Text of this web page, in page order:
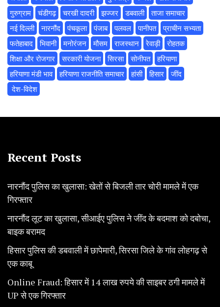
गुरुग्राम
चंडीगढ़ चरखी दादरी झज्जर डबवाली
ताजा समाचार
नई दिल्ली
नारनौंद पंचकूला पंजाब पलवल पानीपत
प्राचीन सभ्यता
फतेहाबाद
भिवानी मनोरंजन मौसम राजस्थान रेवाड़ी
रोहतक
शिक्षा और रोजगार
सरकारी योजना सिरसा सोनीपत
हरियाणा
हरियाणा मंडी भाव
हरियाणा राजनीति समाचार हांसी हिसार
‌जींद
‌ देश-विदेश
Recent Posts
नारनौंद पुलिस का खुलासा: खेतों से बिजली तार चोरी मामले में एक
गिरफ्तार
नारनौंद लूट का खुलासा, सीआईए पुलिस ने जींद के बदमाश को दबोचा,
बाइक बरामद
हिसार पुलिस की डबवाली में छापेमारी, सिरसा जिले के गांव लोहगढ़ से
एक काबू
Online Fraud: हिसार में 14 लाख रुपये की साइबर ठगी मामले में
UP से एक गिरफ्तार